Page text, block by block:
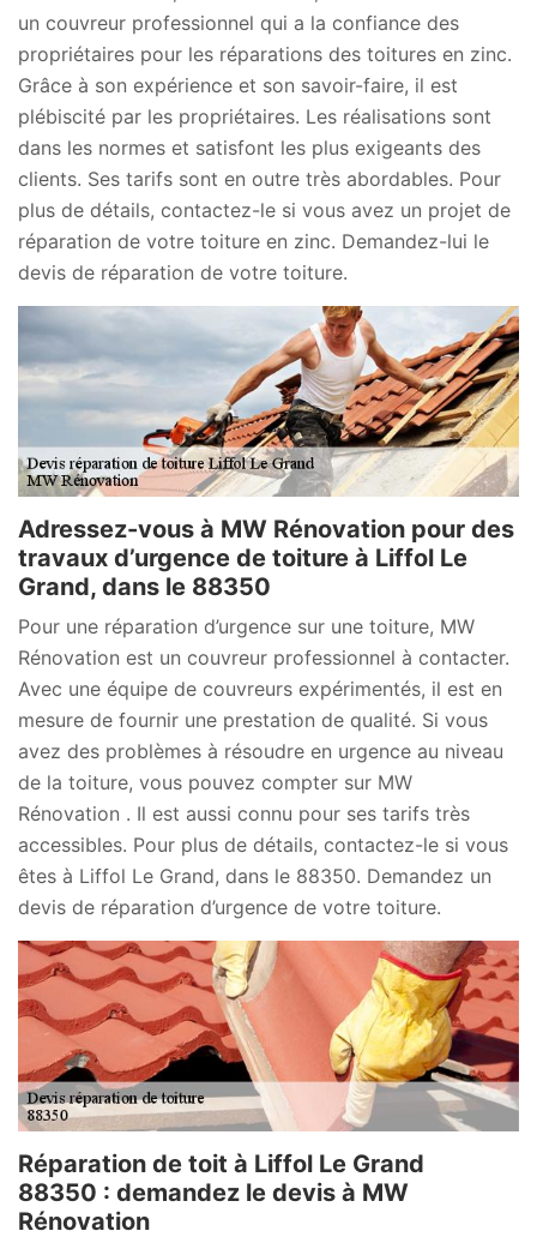
un couvreur professionnel qui a la confiance des
propriétaires pour les réparations des toitures en zinc.
Grâce à son expérience et son savoir-faire, il est
plébiscité par les propriétaires. Les réalisations sont
dans les normes et satisfont les plus exigeants des
clients. Ses tarifs sont en outre très abordables. Pour
plus de détails, contactez-le si vous avez un projet de
réparation de votre toiture en zinc. Demandez-lui le
devis de réparation de votre toiture.
Adressez-vous à MW Rénovation pour des
travaux d’urgence de toiture à Liffol Le
Grand, dans le 88350
Pour une réparation d’urgence sur une toiture, MW
Rénovation est un couvreur professionnel à contacter.
Avec une équipe de couvreurs expérimentés, il est en
mesure de fournir une prestation de qualité. Si vous
avez des problèmes à résoudre en urgence au niveau
de la toiture, vous pouvez compter sur MW
Rénovation . Il est aussi connu pour ses tarifs très
accessibles. Pour plus de détails, contactez-le si vous
êtes à Liffol Le Grand, dans le 88350. Demandez un
devis de réparation d’urgence de votre toiture.
Réparation de toit à Liffol Le Grand
88350 : demandez le devis à MW
Rénovation